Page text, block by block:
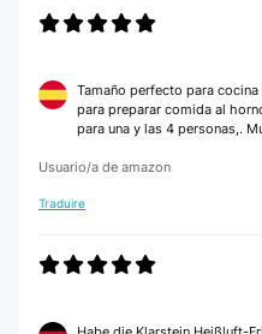
Tamaño perfecto para
para preparar comida al
para una y las 4 personas,.
Usuario/a de amazon
Traduire